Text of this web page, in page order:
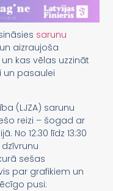
sarunu
aizraujoša
kas vēlas uzzināt
un pasaulei
(LJZA) sarunu
reizi – šogad ar
No 12:30 līdz 13:30
sešas
par grafikiem un
pusi: